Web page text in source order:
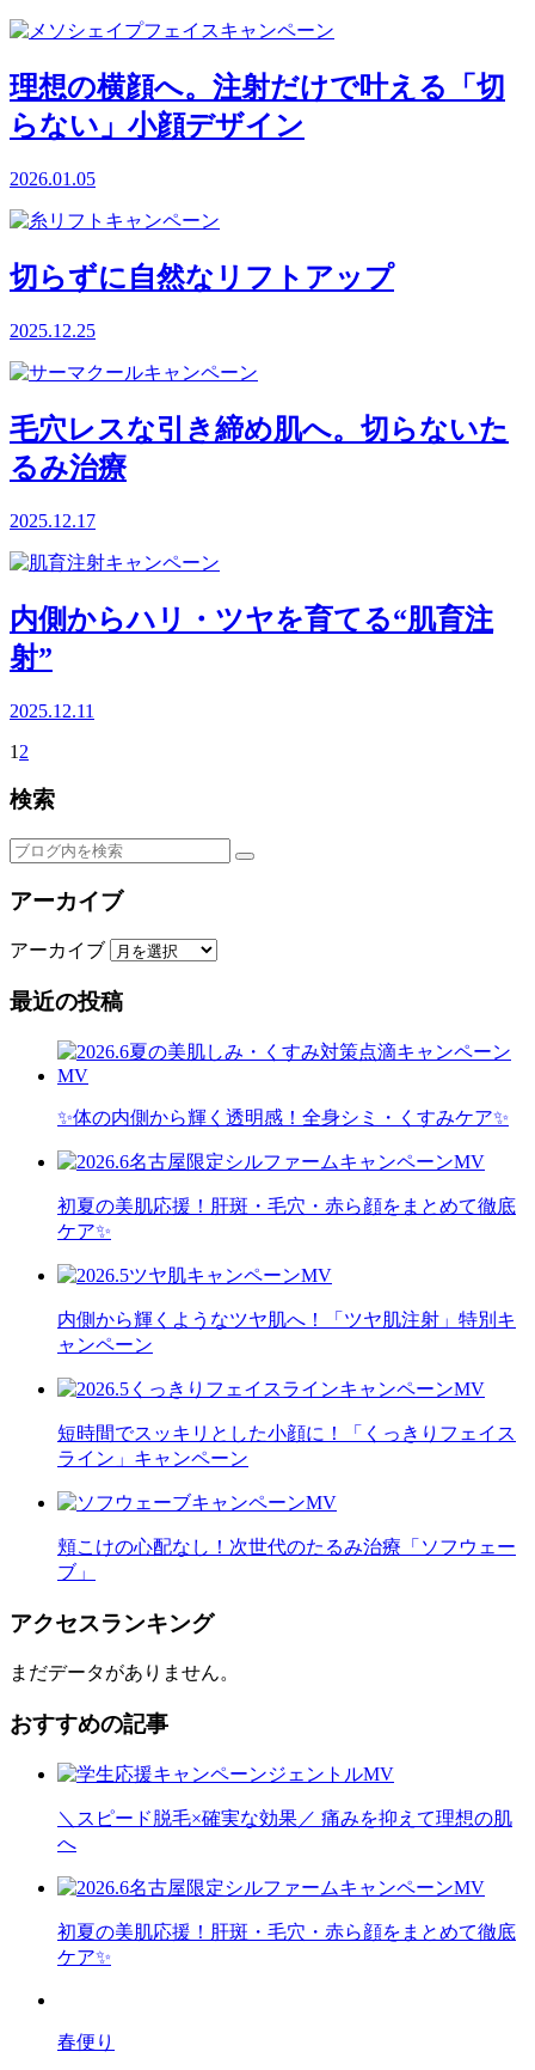
理想の横顔へ。注射だけで叶える「切
らない」小顔デザイン
2026.01.05
切らずに自然なリフトアップ
2025.12.25
毛穴レスな引き締め肌へ。切らないた
るみ治療
2025.12.17
内側からハリ・ツヤを育てる“肌育注
射”
2025.12.11
1 2
検索
アーカイブ
アーカイブ
最近の投稿
✨体の内側から輝く透明感！全身シミ・くすみケア✨
初夏の美肌応援！肝斑・毛穴・赤ら顔をまとめて徹底
ケア✨
内側から輝くようなツヤ肌へ！「ツヤ肌注射」特別キ
ャンペーン
短時間でスッキリとした小顔に！「くっきりフェイス
ライン」キャンペーン
頬こけの心配なし！次世代のたるみ治療「ソフウェー
ブ」
アクセスランキング
まだデータがありません。
おすすめの記事
＼スピード脱毛×確実な効果／ 痛みを抑えて理想の肌
へ
初夏の美肌応援！肝斑・毛穴・赤ら顔をまとめて徹底
ケア✨
春便り